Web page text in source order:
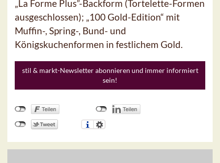
„La Forme Plus”-Backform (Tortelette-Formen
ausgeschlossen); „100 Gold-Edition“ mit
Muffin-, Spring-, Bund- und
Königskuchenformen in festlichem Gold.
stil & markt-Newsletter abonnieren und immer informiert
sein!